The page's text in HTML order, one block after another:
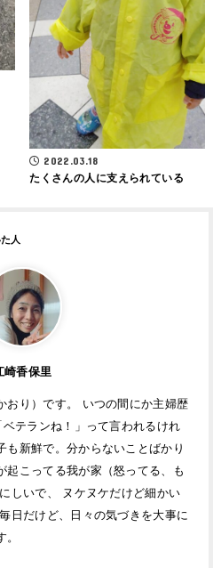
2022.03.18
たくさんの人に支えられている
崎香保里
おり）です。 いつの間にか主婦歴
テランね！」って言われるけれ
も新鮮で。分からないことばかり
起こってる我が家（怒ってる、も
しいで、 ヌケヌケだけど細かい
日だけど、日々の気づきを大事に